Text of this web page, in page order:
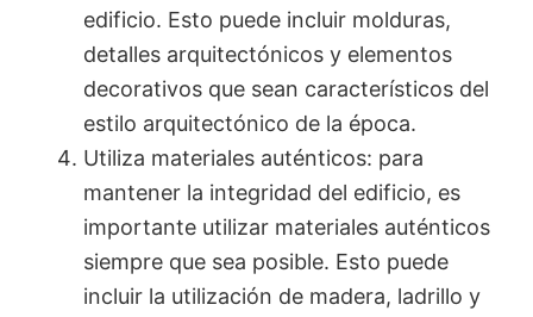
edificio. Esto puede incluir molduras,
detalles arquitectónicos y elementos
decorativos que sean característicos del
estilo arquitectónico de la época.
Utiliza materiales auténticos: para
mantener la integridad del edificio, es
importante utilizar materiales auténticos
siempre que sea posible. Esto puede
incluir la utilización de madera, ladrillo y